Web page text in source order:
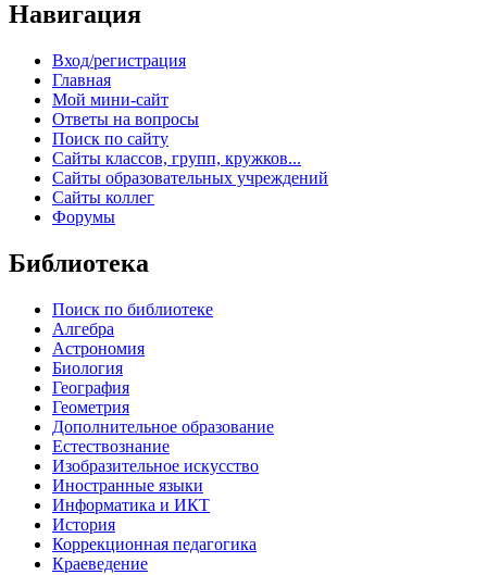
Навигация
Вход/регистрация
Главная
Мой мини-сайт
Ответы на вопросы
Поиск по сайту
Сайты классов, групп, кружков...
Сайты образовательных учреждений
Сайты коллег
Форумы
Библиотека
Поиск по библиотеке
Алгебра
Астрономия
Биология
География
Геометрия
Дополнительное образование
Естествознание
Изобразительное искусство
Иностранные языки
Информатика и ИКТ
История
Коррекционная педагогика
Краеведение